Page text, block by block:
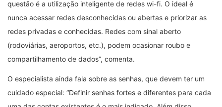
questão é a utilização inteligente de redes wi-fi. O ideal é
nunca acessar redes desconhecidas ou abertas e priorizar as
redes privadas e conhecidas. Redes com sinal aberto
(rodoviárias, aeroportos, etc.), podem ocasionar roubo e
compartilhamento de dados”, comenta.
O especialista ainda fala sobre as senhas, que devem ter um
cuidado especial: “Definir senhas fortes e diferentes para cada